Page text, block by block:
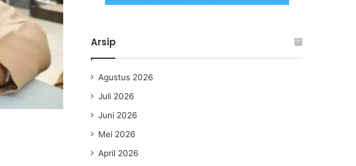
Arsip
Agustus 2026
Juli 2026
Juni 2026
Mei 2026
April 2026